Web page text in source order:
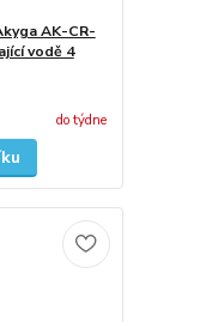
AK-CR-
vodě 4
do týdne